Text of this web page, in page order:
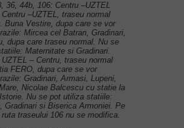
36, 44b, 106: Centru –UZTEL
–UZTEL, traseu normal
Buna Vestire, dupa care se vor
Mircea cel Batran, Gradinari,
dupa care traseu normal. Nu se
Maternitate si Gradinari.
– Centru, traseu normal
FERO, dupa care se vor
Gradinari, Armasi, Lupeni,
Nicolae Balcescu cu statie la
Nu se pot utiliza statiile:
Gradinari si Biserica Armoniei. Pe
traseului 106 nu se modifica.